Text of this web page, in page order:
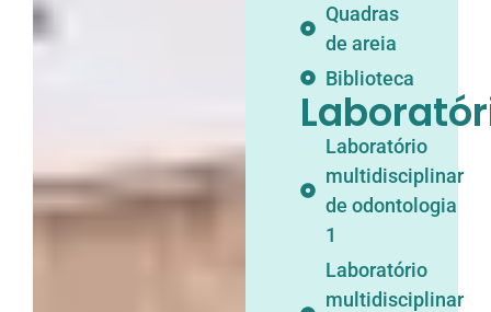
Quadras
de areia
Biblioteca
Laboratório
multidisciplinar
de odontologia
1
Laboratório
multidisciplinar